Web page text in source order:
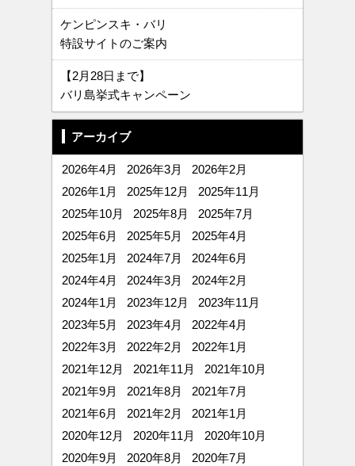
ケンピンスキ・バリ
特設サイトのご案内
【2月28日まで】
バリ島挙式キャンペーン
アーカイブ
2026年4月 2026年3月
2026年2月
2026年1月
2025年12月
2025年11月
2025年10月
2025年8月
2025年7月
2025年6月
2025年5月
2025年4月
2025年1月
2024年7月
2024年6月
2024年4月
2024年3月
2024年2月
2024年1月
2023年12月
2023年11月
2023年5月
2023年4月
2022年4月
2022年3月
2022年2月
2022年1月
2021年12月
2021年11月
2021年10月
2021年9月
2021年8月
2021年7月
2021年6月
2021年2月
2021年1月
2020年12月
2020年11月
2020年10月
2020年9月
2020年8月
2020年7月